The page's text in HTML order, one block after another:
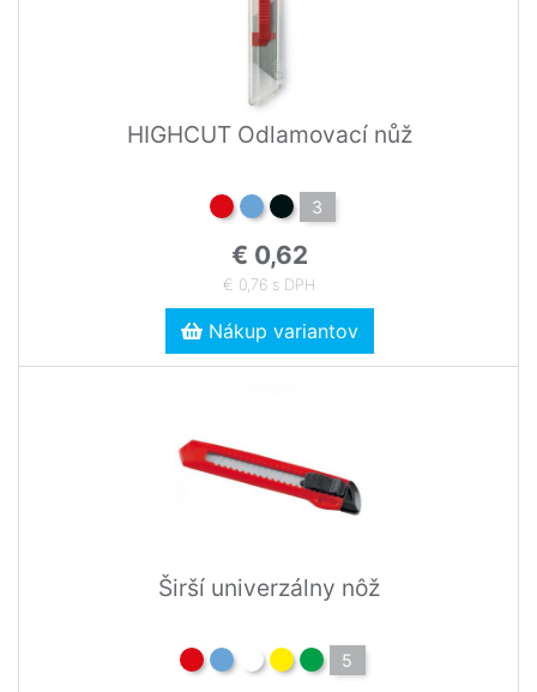
HIGHCUT Odlamovací nůž
3
€ 0,62
€ 0,76 s DPH
Nákup variantov
Širší univerzálny nôž
5